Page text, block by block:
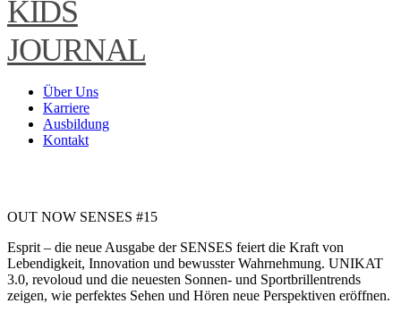
KIDS
JOURNAL
Über Uns
Karriere
Ausbildung
Kontakt
OUT NOW SENSES #15
Esprit – die neue Ausgabe der SENSES feiert die Kraft von
Lebendigkeit, Innovation und bewusster Wahrnehmung. UNIKAT
3.0, revoloud und die neuesten Sonnen- und Sportbrillentrends
zeigen, wie perfektes Sehen und Hören neue Perspektiven eröffnen.